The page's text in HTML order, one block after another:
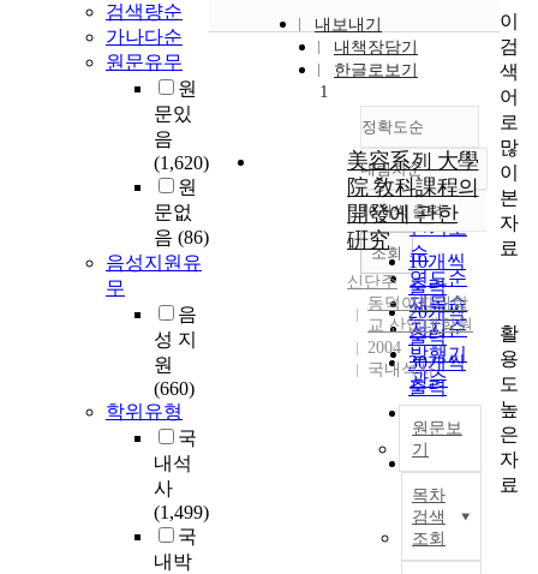
검색량순
가나다순
원문유무
원
문있
음
(1,620)
원
문없
음 (86)
음성지원유
무
음
성 지
원
(660)
학위유형
국
내석
사
(1,499)
국
내박
내보내기
내책장담기
한글로보기
정확도순
정확도
순
인기도
순
연도순
제목순
저자순
발행기
관순
내림차순
내림차순
10개씩 출력
10개씩
출력
20개씩
출력
30개씩
출력
출력
100개씩
출력
조회
1
美容系列 大學
院 敎科課程의
開發에 관한
硏究
신단주
동덕여자대학
교 산업대학원
2004
국내석사
원문보
기
목차
검색
조회
이
검
색
어
로
많
이
본
자
료
활
용
도
높
은
자
료